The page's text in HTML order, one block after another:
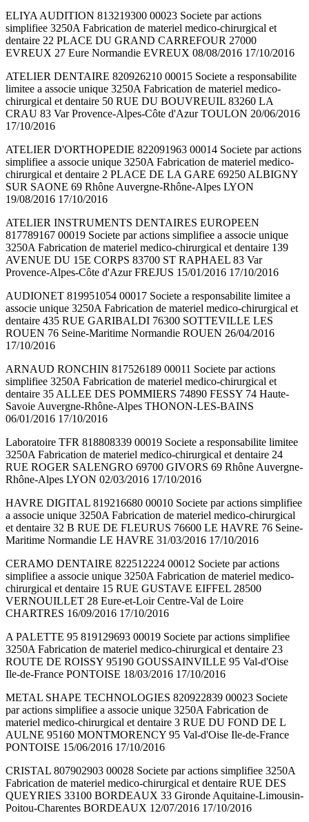
ELIYA AUDITION 813219300 00023 Societe par actions
simplifiee 3250A Fabrication de materiel medico-chirurgical et
dentaire 22 PLACE DU GRAND CARREFOUR 27000
EVREUX 27 Eure Normandie EVREUX 08/08/2016 17/10/2016
ATELIER DENTAIRE 820926210 00015 Societe a responsabilite
limitee a associe unique 3250A Fabrication de materiel medico-
chirurgical et dentaire 50 RUE DU BOUVREUIL 83260 LA
CRAU 83 Var Provence-Alpes-Côte d'Azur TOULON 20/06/2016
17/10/2016
ATELIER D'ORTHOPEDIE 822091963 00014 Societe par actions
simplifiee a associe unique 3250A Fabrication de materiel medico-
chirurgical et dentaire 2 PLACE DE LA GARE 69250 ALBIGNY
SUR SAONE 69 Rhône Auvergne-Rhône-Alpes LYON
19/08/2016 17/10/2016
ATELIER INSTRUMENTS DENTAIRES EUROPEEN
817789167 00019 Societe par actions simplifiee a associe unique
3250A Fabrication de materiel medico-chirurgical et dentaire 139
AVENUE DU 15E CORPS 83700 ST RAPHAEL 83 Var
Provence-Alpes-Côte d'Azur FREJUS 15/01/2016 17/10/2016
AUDIONET 819951054 00017 Societe a responsabilite limitee a
associe unique 3250A Fabrication de materiel medico-chirurgical et
dentaire 435 RUE GARIBALDI 76300 SOTTEVILLE LES
ROUEN 76 Seine-Maritime Normandie ROUEN 26/04/2016
17/10/2016
ARNAUD RONCHIN 817526189 00011 Societe par actions
simplifiee 3250A Fabrication de materiel medico-chirurgical et
dentaire 35 ALLEE DES POMMIERS 74890 FESSY 74 Haute-
Savoie Auvergne-Rhône-Alpes THONON-LES-BAINS
06/01/2016 17/10/2016
Laboratoire TFR 818808339 00019 Societe a responsabilite limitee
3250A Fabrication de materiel medico-chirurgical et dentaire 24
RUE ROGER SALENGRO 69700 GIVORS 69 Rhône Auvergne-
Rhône-Alpes LYON 02/03/2016 17/10/2016
HAVRE DIGITAL 819216680 00010 Societe par actions simplifiee
a associe unique 3250A Fabrication de materiel medico-chirurgical
et dentaire 32 B RUE DE FLEURUS 76600 LE HAVRE 76 Seine-
Maritime Normandie LE HAVRE 31/03/2016 17/10/2016
CERAMO DENTAIRE 822512224 00012 Societe par actions
simplifiee a associe unique 3250A Fabrication de materiel medico-
chirurgical et dentaire 15 RUE GUSTAVE EIFFEL 28500
VERNOUILLET 28 Eure-et-Loir Centre-Val de Loire
CHARTRES 16/09/2016 17/10/2016
A PALETTE 95 819129693 00019 Societe par actions simplifiee
3250A Fabrication de materiel medico-chirurgical et dentaire 23
ROUTE DE ROISSY 95190 GOUSSAINVILLE 95 Val-d'Oise
Ile-de-France PONTOISE 18/03/2016 17/10/2016
METAL SHAPE TECHNOLOGIES 820922839 00023 Societe
par actions simplifiee a associe unique 3250A Fabrication de
materiel medico-chirurgical et dentaire 3 RUE DU FOND DE L
AULNE 95160 MONTMORENCY 95 Val-d'Oise Ile-de-France
PONTOISE 15/06/2016 17/10/2016
CRISTAL 807902903 00028 Societe par actions simplifiee 3250A
Fabrication de materiel medico-chirurgical et dentaire RUE DES
QUEYRIES 33100 BORDEAUX 33 Gironde Aquitaine-Limousin-
Poitou-Charentes BORDEAUX 12/07/2016 17/10/2016